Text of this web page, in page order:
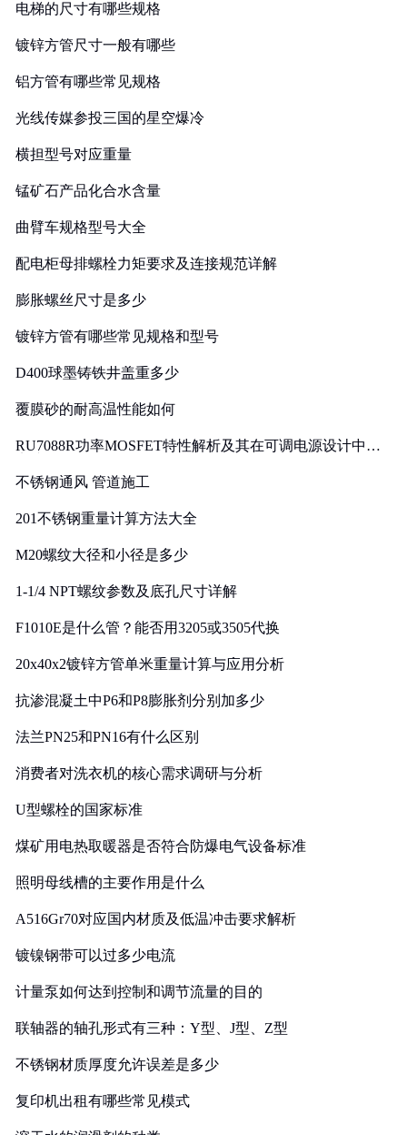
电梯的尺寸有哪些规格
镀锌方管尺寸一般有哪些
铝方管有哪些常见规格
光线传媒参投三国的星空爆冷
横担型号对应重量
锰矿石产品化合水含量
曲臂车规格型号大全
配电柜母排螺栓力矩要求及连接规范详解
膨胀螺丝尺寸是多少
镀锌方管有哪些常见规格和型号
D400球墨铸铁井盖重多少
覆膜砂的耐高温性能如何
RU7088R功率MOSFET特性解析及其在可调电源设计中的
不锈钢通风 管道施工
201不锈钢重量计算方法大全
M20螺纹大径和小径是多少
1-1/4 NPT螺纹参数及底孔尺寸详解
F1010E是什么管？能否用3205或3505代换
20x40x2镀锌方管单米重量计算与应用分析
抗渗混凝土中P6和P8膨胀剂分别加多少
法兰PN25和PN16有什么区别
消费者对洗衣机的核心需求调研与分析
U型螺栓的国家标准
煤矿用电热取暖器是否符合防爆电气设备标准
照明母线槽的主要作用是什么
A516Gr70对应国内材质及低温冲击要求解析
镀镍钢带可以过多少电流
计量泵如何达到控制和调节流量的目的
联轴器的轴孔形式有三种：Y型、J型、Z型
不锈钢材质厚度允许误差是多少
复印机出租有哪些常见模式